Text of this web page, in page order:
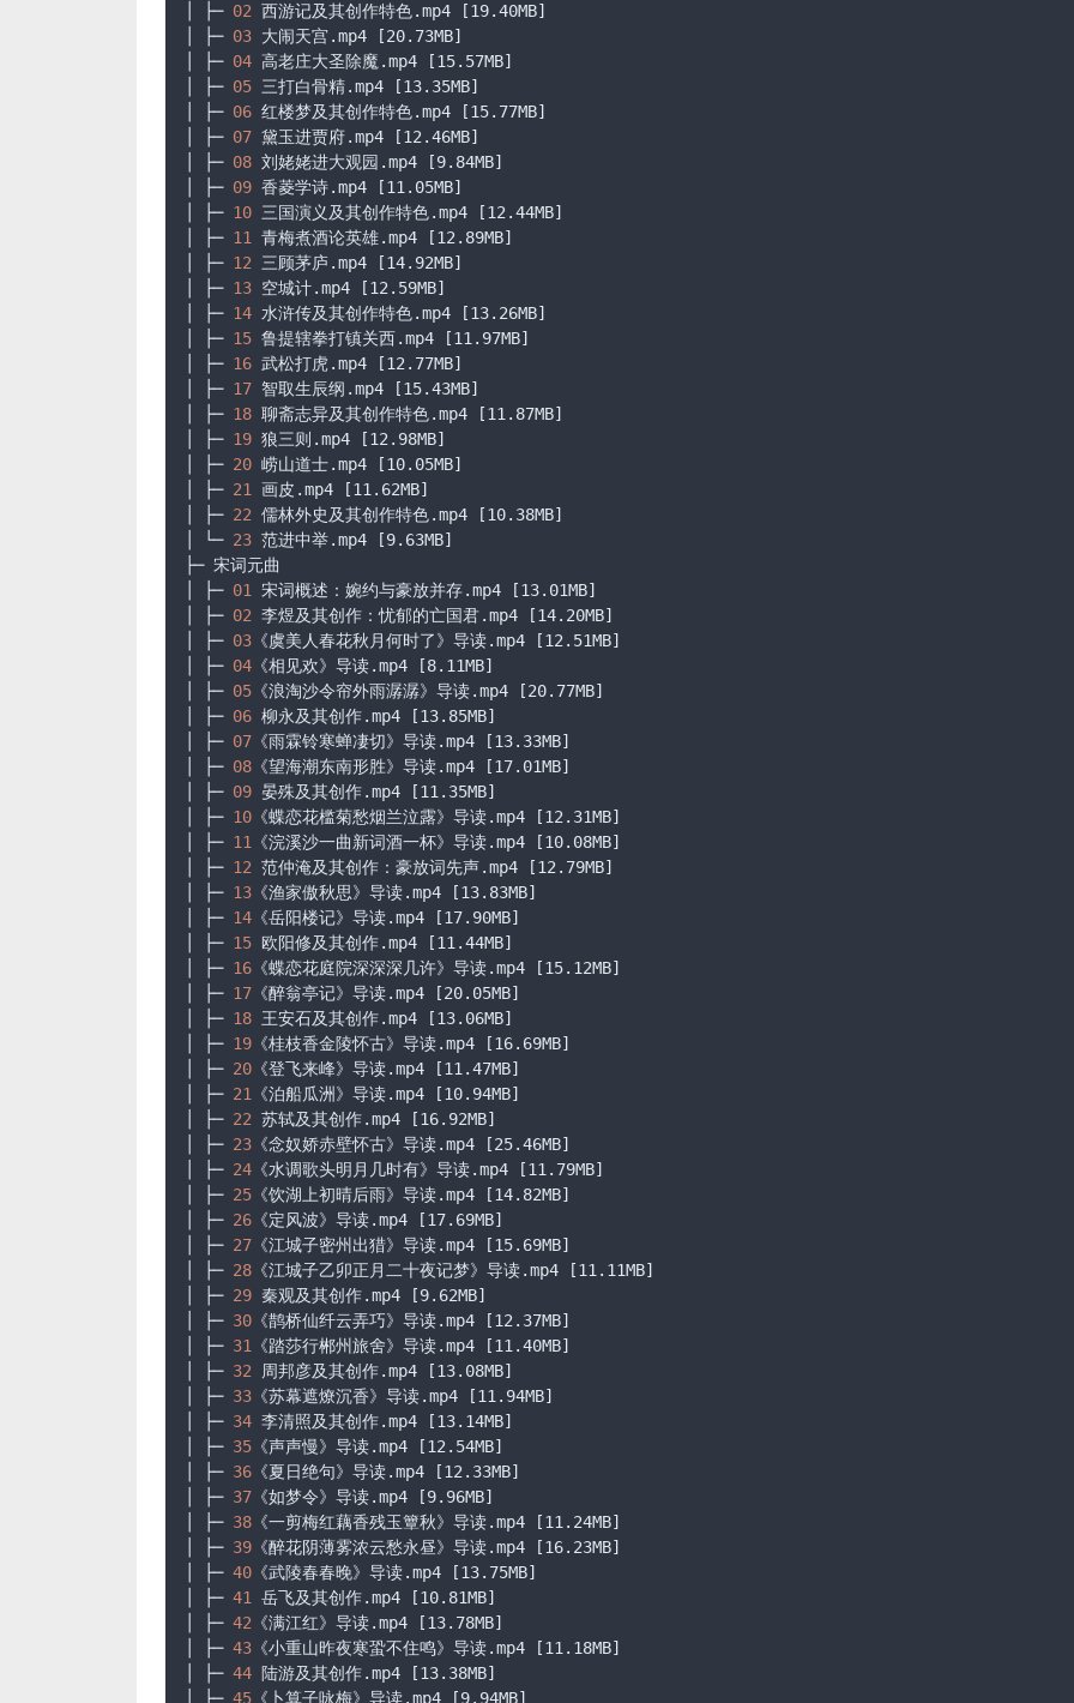
│ ├─ 02 西游记及其创作特色.mp4
[19.40MB]
│ ├─ 03 大闹天宫.mp4
[20.73MB]
│ ├─ 04 高老庄大圣除魔 .mp4
[15.57MB]
│ ├─ 05 三打白骨精.mp4
[13.35MB]
│ ├─ 06 红楼梦及其创作特色.mp4
[15.77MB]
│ ├─ 07 黛玉进贾府.mp4
[12.46MB]
│ ├─ 08 刘姥姥进大观园 .mp4
[9.84MB]
│ ├─ 09 香菱学诗.mp4
[11.05MB]
│ ├─ 10 三国演义及其创作特色.mp4
[12.44MB]
│ ├─ 11 青梅煮酒论英雄.mp4
[12.89MB]
│ ├─ 12 三顾茅庐 .mp4
[14.92MB]
│ ├─ 13 空城计.mp4
[12.59MB]
│ ├─ 14 水浒传及其创作特色.mp4
[13.26MB]
│ ├─ 15 鲁提辖拳打镇关西.mp4
[11.97MB]
│ ├─ 16 武松打虎.mp4
[12.77MB]
│ ├─ 17 智取生辰纲 .mp4
[15.43MB]
│ ├─ 18 聊斋志异及其创作特色.mp4
[11.87MB]
│ ├─ 19 狼三则 .mp4
[12.98MB]
│ ├─ 20 崂山道士.mp4
[10.05MB]
│ ├─ 21 画皮 .mp4
[11.62MB]
│ ├─ 22 儒林外史及其创作特色.mp4
[10.38MB]
│ └─ 23 范进中举.mp4
[9.63MB]
├─ 宋词元曲
│ ├─ 01 宋词概述：婉约与豪放并存.mp4
[13.01MB]
│ ├─ 02 李煜及其创作：忧郁的亡国君.mp4
[14.20MB]
│ ├─ 03 《虞美人春花秋月何时了》导读.mp4
[12.51MB]
│ ├─ 04 《相见欢》导读.mp4
[8.11MB]
│ ├─ 05 《浪淘沙令帘外雨潺潺》导读.mp4
[20.77MB]
│ ├─ 06 柳永及其创作.mp4
[13.85MB]
│ ├─ 07 《雨霖铃寒蝉凄切》导读.mp4
[13.33MB]
│ ├─ 08 《望海潮东南形胜》导读.mp4
[17.01MB]
│ ├─ 09 晏殊及其创作.mp4
[11.35MB]
│ ├─ 10 《蝶恋花槛菊愁烟兰泣露》导读.mp4
[12.31MB]
│ ├─ 11 《浣溪沙一曲新词酒一杯》导读.mp4
[10.08MB]
│ ├─ 12 范仲淹及其创作：豪放词先声.mp4
[12.79MB]
│ ├─ 13 《渔家傲秋思》导读.mp4
[13.83MB]
│ ├─ 14 《岳阳楼记》导读.mp4
[17.90MB]
│ ├─ 15 欧阳修及其创作.mp4
[11.44MB]
│ ├─ 16 《蝶恋花庭院深深深几许》导读.mp4
[15.12MB]
│ ├─ 17 《醉翁亭记》导读.mp4
[20.05MB]
│ ├─ 18 王安石及其创作.mp4
[13.06MB]
│ ├─ 19 《桂枝香金陵怀古》导读.mp4
[16.69MB]
│ ├─ 20 《登飞来峰》导读.mp4
[11.47MB]
│ ├─ 21 《泊船瓜洲》导读.mp4
[10.94MB]
│ ├─ 22 苏轼及其创作.mp4
[16.92MB]
│ ├─ 23 《念奴娇赤壁怀古》导读.mp4
[25.46MB]
│ ├─ 24 《水调歌头明月几时有》导读.mp4
[11.79MB]
│ ├─ 25 《饮湖上初晴后雨》导读.mp4
[14.82MB]
│ ├─ 26 《定风波》导读.mp4
[17.69MB]
│ ├─ 27 《江城子密州出猎》导读.mp4
[15.69MB]
│ ├─ 28 《江城子乙卯正月二十夜记梦》导读.mp4
[11.11MB]
│ ├─ 29 秦观及其创作.mp4
[9.62MB]
│ ├─ 30 《鹊桥仙纤云弄巧》导读.mp4
[12.37MB]
│ ├─ 31 《踏莎行郴州旅舍》导读.mp4
[11.40MB]
│ ├─ 32 周邦彦及其创作.mp4
[13.08MB]
│ ├─ 33 《苏幕遮燎沉香》导读.mp4
[11.94MB]
│ ├─ 34 李清照及其创作.mp4
[13.14MB]
│ ├─ 35 《声声慢》导读.mp4
[12.54MB]
│ ├─ 36 《夏日绝句》导读.mp4
[12.33MB]
│ ├─ 37 《如梦令》导读.mp4
[9.96MB]
│ ├─ 38 《一剪梅红藕香残玉簟秋》导读.mp4
[11.24MB]
│ ├─ 39 《醉花阴薄雾浓云愁永昼》导读.mp4
[16.23MB]
│ ├─ 40 《武陵春春晚》导读.mp4
[13.75MB]
│ ├─ 41 岳飞及其创作.mp4
[10.81MB]
│ ├─ 42 《满江红》导读.mp4
[13.78MB]
│ ├─ 43 《小重山昨夜寒蛩不住鸣》导读.mp4
[11.18MB]
│ ├─ 44 陆游及其创作.mp4
[13.38MB]
│ ├─ 45 《卜算子咏梅》导读.mp4 [9.94MB]